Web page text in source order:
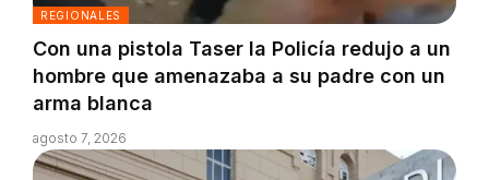
REGIONALES
Con una pistola Taser la Policía redujo a un
hombre que amenazaba a su padre con un
arma blanca
agosto 7, 2026